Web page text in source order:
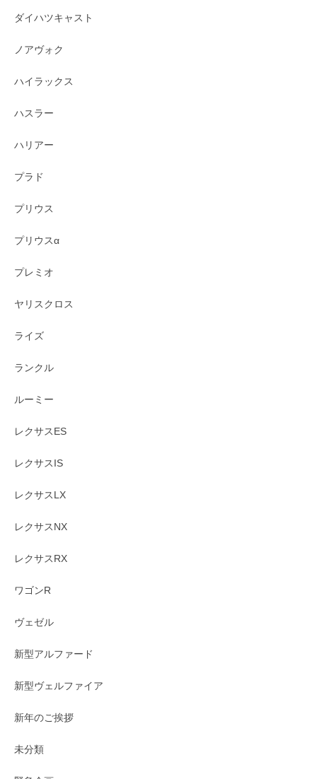
ダイハツキャスト
ノアヴォク
ハイラックス
ハスラー
ハリアー
プラド
プリウス
プリウスα
プレミオ
ヤリスクロス
ライズ
ランクル
ルーミー
レクサスES
レクサスIS
レクサスLX
レクサスNX
レクサスRX
ワゴンR
ヴェゼル
新型アルファード
新型ヴェルファイア
新年のご挨拶
未分類